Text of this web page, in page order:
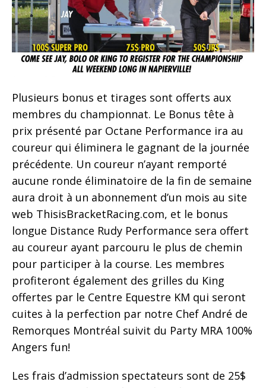
Plusieurs bonus et tirages sont offerts aux
membres du championnat. Le Bonus tête à
prix présenté par Octane Performance ira au
coureur qui éliminera le gagnant de la journée
précédente. Un coureur n’ayant remporté
aucune ronde éliminatoire de la fin de semaine
aura droit à un abonnement d’un mois au site
web ThisisBracketRacing.com, et le bonus
longue Distance Rudy Performance sera offert
au coureur ayant parcouru le plus de chemin
pour participer à la course. Les membres
profiteront également des grilles du King
offertes par le Centre Equestre KM qui seront
cuites à la perfection par notre Chef André de
Remorques Montréal suivit du Party MRA 100%
Angers fun!
Les frais d’admission spectateurs sont de 25$